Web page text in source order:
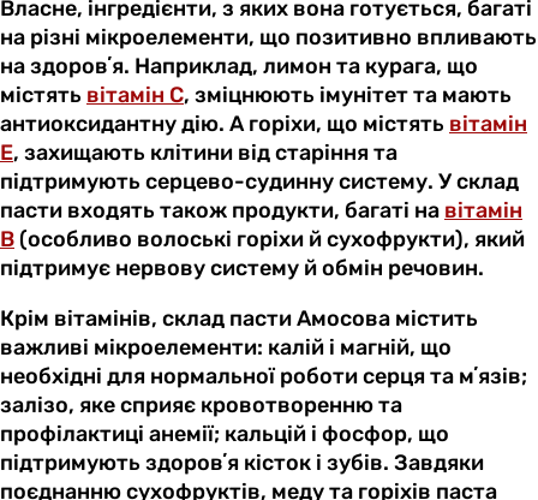
Власне, інгредієнти, з яких вона готується, багаті
на різні мікроелементи, що позитивно впливають
на здоровʼя. Наприклад, лимон та курага, що
містять вітамін С, зміцнюють імунітет та мають
антиоксидантну дію. А горіхи, що містять вітамін
Е, захищають клітини від старіння та
підтримують серцево-судинну систему. У склад
пасти входять також продукти, багаті на вітамін
B(особливо волоські горіхи й сухофрукти), який
підтримує нервову систему й обмін речовин.
Крім вітамінів, склад пасти Амосова містить
важливі мікроелементи: калій і магній, що
необхідні для нормальної роботи серця та мʼязів;
залізо, яке сприяє кровотворенню та
профілактиці анемії; кальцій і фосфор, що
підтримують здоровʼя кісток і зубів. Завдяки
поєднанню сухофруктів, меду та горіхів паста